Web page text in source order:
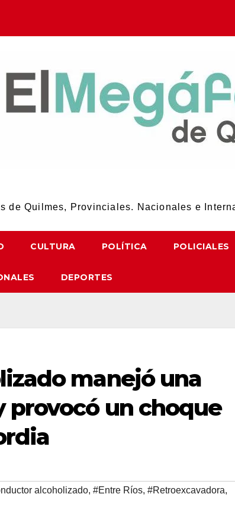
de Quilmes, Provinciales. Nacionales e
CULTURA POLÍTICA POLICIALES
DEPORTES
manejó una
provocó un choque
alcoholizado, #Entre Ríos, #Retroexcavadora,